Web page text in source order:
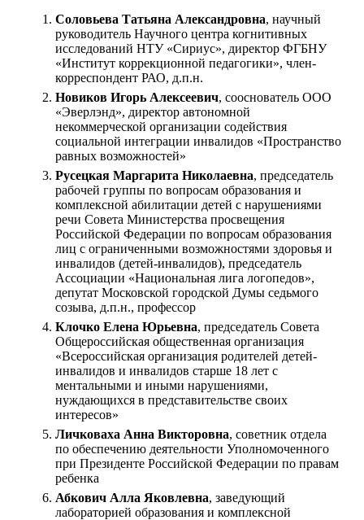
Соловьева Татьяна Александровна, научный
руководитель Научного центра когнитивных
исследований НТУ «Сириус», директор ФГБНУ
«Институт коррекционной педагогики», член-
корреспондент РАО, д.п.н.
Новиков Игорь Алексеевич, сооснователь ООО
«Эверлэнд», директор автономной
некоммерческой организации содействия
социальной интеграции инвалидов «Пространство
равных возможностей»
Русецкая Маргарита Николаевна, председатель
рабочей группы по вопросам образования и
комплексной абилитации детей с нарушениями
речи Совета Министерства просвещения
Российской Федерации по вопросам образования
лиц с ограниченными возможностями здоровья и
инвалидов (детей-инвалидов), председатель
Ассоциации «Национальная лига логопедов»,
депутат Московской городской Думы седьмого
созыва, д.п.н., профессор
Клочко Елена Юрьевна, председатель Совета
Общероссийская общественная организация
«Всероссийская организация родителей детей-
инвалидов и инвалидов старше 18 лет с
ментальными и иными нарушениями,
нуждающихся в представительстве своих
интересов»
Личковаха Анна Викторовна, советник отдела
по обеспечению деятельности Уполномоченного
при Президенте Российской Федерации по правам
ребенка
Абкович Алла Яковлевна, заведующий
лабораторией образования и комплексной